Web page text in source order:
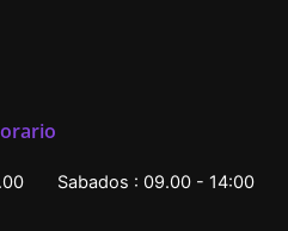
Sabados : 09.00 - 14:00